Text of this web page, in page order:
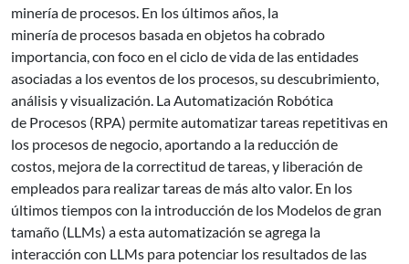
minería de procesos. En los últimos años, la
minería de procesos basada en objetos ha cobrado
importancia, con foco en el ciclo de vida de las entidades
asociadas a los eventos de los procesos, su descubrimiento,
análisis y visualización. La Automatización Robótica
de Procesos (RPA) permite automatizar tareas repetitivas en
los procesos de negocio, aportando a la reducción de
costos, mejora de la correctitud de tareas, y liberación de
empleados para realizar tareas de más alto valor. En los
últimos tiempos con la introducción de los Modelos de gran
tamaño (LLMs) a esta automatización se agrega la
interacción con LLMs para potenciar los resultados de las